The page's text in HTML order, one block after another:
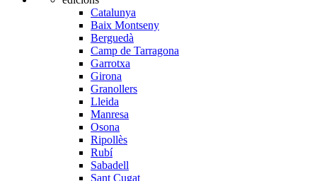
Catalunya
Baix Montseny
Berguedà
Camp de Tarragona
Garrotxa
Girona
Granollers
Lleida
Manresa
Osona
Ripollès
Rubí
Sabadell
Sant Cugat